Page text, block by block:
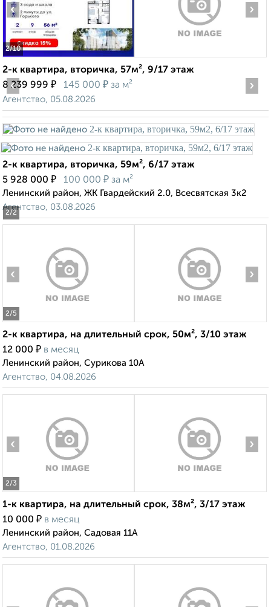
2/10
‹ ›
2-к квартира, вторичка, 57м², 9/17 этаж
8 239 999 ₽ 145 000 ₽ за м²
Агентство, 05.08.2026
2/2
‹ ›
2-к квартира, вторичка, 59м², 6/17 этаж
5 928 000 ₽ 100 000 ₽ за м²
Ленинский район, ЖК Гвардейский 2.0, Всесвятская 3к2
Агентство, 03.08.2026
2/5
‹ ›
2-к квартира, на длительный срок, 50м², 3/10 этаж
12 000 ₽ в месяц
Ленинский район, Сурикова 10А
Агентство, 04.08.2026
2/3
‹ ›
1-к квартира, на длительный срок, 38м², 3/17 этаж
10 000 ₽ в месяц
Ленинский район, Садовая 11А
Агентство, 01.08.2026